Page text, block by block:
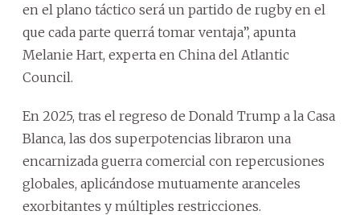
en el plano táctico será un partido de rugby en el
que cada parte querrá tomar ventaja”, apunta
Melanie Hart, experta en China del Atlantic
Council.
En 2025, tras el regreso de Donald Trump a la Casa
Blanca, las dos superpotencias libraron una
encarnizada guerra comercial con repercusiones
globales, aplicándose mutuamente aranceles
exorbitantes y múltiples restricciones.